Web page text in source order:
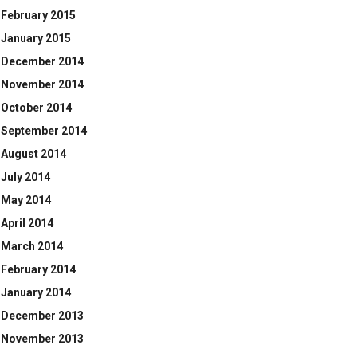
February 2015
January 2015
December 2014
November 2014
October 2014
September 2014
August 2014
July 2014
May 2014
April 2014
March 2014
February 2014
January 2014
December 2013
November 2013